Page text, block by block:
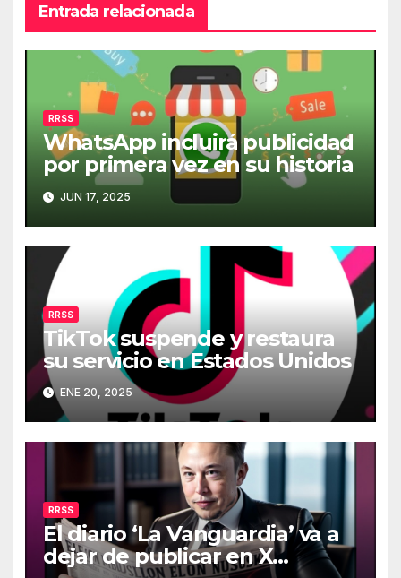
Entrada relacionada
RRSS
WhatsApp incluirá publicidad
por primera vez en su historia
JUN 17, 2025
RRSS
TikTok suspende y restaura
su servicio en Estados Unidos
ENE 20, 2025
RRSS
El diario ‘La Vanguardia’ va a
dejar de publicar en X